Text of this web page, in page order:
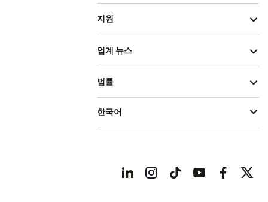
지원
업계 뉴스
법률
한국어